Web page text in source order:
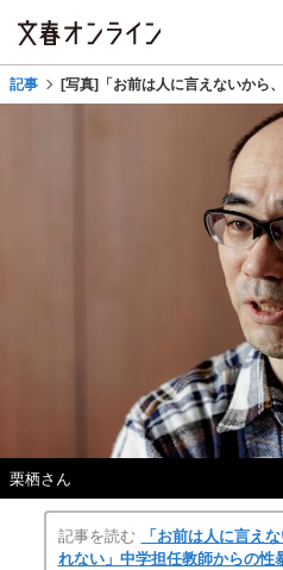
記事 [写真]「お前は人に言えないから
栗栖さん
記事を読む
「お前は人に言え
れない」中学担任教師からの